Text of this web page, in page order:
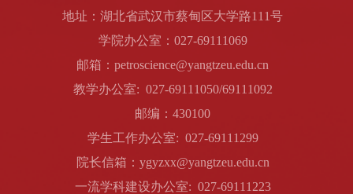
地址：湖北省武汉市蔡甸区大学路111号
学院办公室：027-69111069
邮箱：petroscience@yangtzeu.edu.cn
教学办公室: 027-69111050/69111092
邮编：430100
学生工作办公室: 027-69111299
院长信箱：ygyzxx@yangtzeu.edu.cn
一流学科建设办公室: 027-69111223